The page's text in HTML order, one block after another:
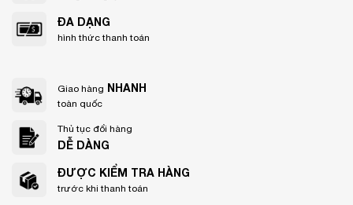
ĐA DẠNG
hình thức thanh toán
Giao hàng NHANH
toàn quốc
Thủ tục đổi hàng
DỄ DÀNG
ĐƯỢC KIỂM TRA HÀNG
trước khi thanh toán